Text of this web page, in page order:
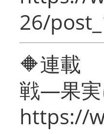
26/
🔶連載
戦―果
https://